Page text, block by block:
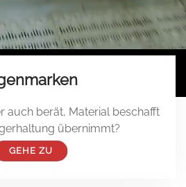
auch berät, Material beschafft
übernimmt?
GEHE ZU